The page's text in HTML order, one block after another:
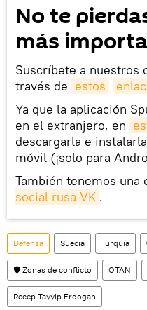
No te
más
Suscríbete a nuestros
través de estos
Ya que la aplicación
en el extranjero, en
descargarla e
móvil (¡solo para
También tenemos una
social rusa VK .
Defensa Suecia Turquía
🛡️ Zonas de conflicto OTAN
Recep Tayyip Erdogan